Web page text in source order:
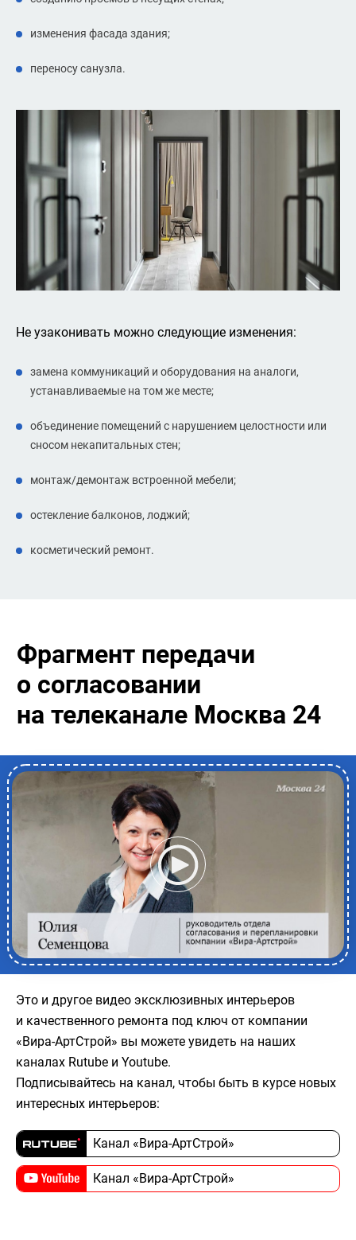
изменения фасада здания;
переносу санузла.
Не узаконивать можно следующие изменения:
замена коммуникаций и оборудования на аналоги,
устанавливаемые на том же месте;
объединение помещений с нарушением целостности или
сносом некапитальных стен;
монтаж/демонтаж встроенной мебели;
остекление балконов, лоджий;
косметический ремонт.
Фрагмент передачи
о согласовании
на телеканале Москва 24
Это и другое видео эксклюзивных интерьеров
и качественного ремонта под ключ от компании
«Вира-АртСтрой» вы можете увидеть на наших
каналах Rutube и Youtube.
Подписывайтесь на канал, чтобы быть в курсе новых
интересных интерьеров:
Канал «Вира-АртСтрой»
Канал «Вира-АртСтрой»